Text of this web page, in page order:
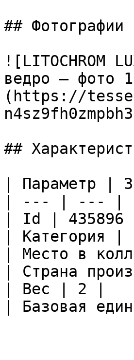
## Фотографии
![LITOCHROM
ведро — фото
(https://
##
| Параметр |
| --- | --- |
| Id | 435896 |
| Категория |
| Место в
| Страна
| Вес | 2 |
| Базовая